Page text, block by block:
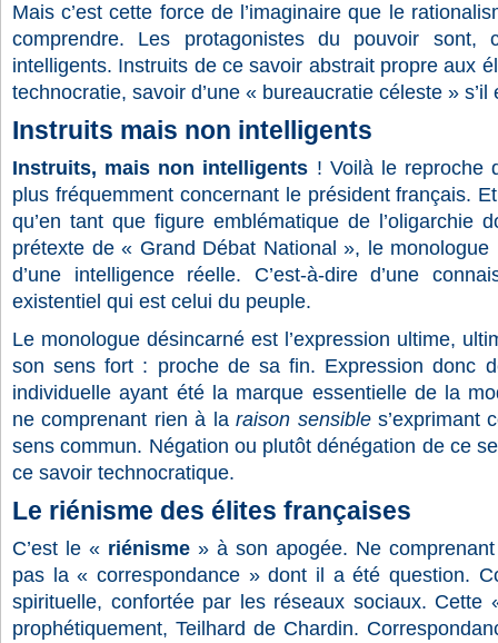
Mais c’est cette force de l’imaginaire que le
comprendre. Les protagonistes du pouvoir sont,
intelligents. Instruits de ce savoir abstrait propre aux
technocratie, savoir d’une « bureaucratie céleste » s’il
Instruits mais non intelligents
Instruits, mais non intelligents ! Voilà le reproche
plus fréquemment concernant le président français.
qu’en tant que figure emblématique de l’oligarchie
prétexte de « Grand Débat National », le
d’une intelligence réelle. C’est-à-dire d’une
existentiel qui est celui du peuple.
Le monologue désincarné est l’expression ultime,
son sens fort : proche de sa fin. Expression donc
individuelle ayant été la marque essentielle de la
ne comprenant rien à laraison sensibles’exprimant
sens commun. Négation ou plutôt dénégation de ce
ce savoir technocratique.
Le riénisme des élites françaises
C’est le « riénisme » à son apogée. Ne
pas la « correspondance » dont il a été question.
spirituelle, confortée par les réseaux sociaux. Cette
prophétiquement, Teilhard de Chardin.